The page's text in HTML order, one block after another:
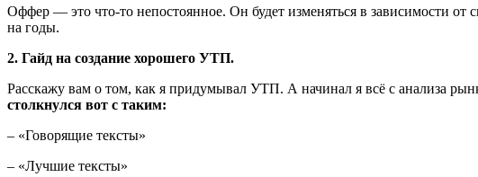
Оффер — это что-то непостоянное. Он будет изменяться в зависимости от
на годы.
2. Гайд на создание хорошего УТП.
Расскажу вам о том, как я придумывал УТП. А начинал я всё с анализа
столкнулся вот с таким:
– «Говорящие тексты»
– «Лучшие тексты»